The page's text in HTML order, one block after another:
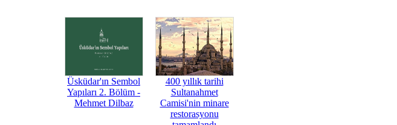
Üsküdar'ın Sembol
Yapıları 2. Bölüm -
Mehmet Dilbaz
400 yıllık tarihi
Sultanahmet
Camisi'nin minare
restorasyonu